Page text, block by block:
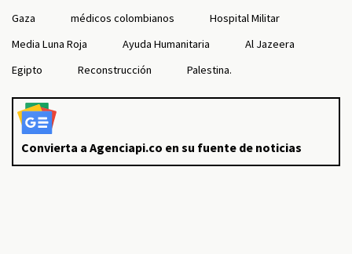
Gaza
médicos colombianos
Hospital Militar
Media Luna Roja
Ayuda Humanitaria
Al Jazeera
Egipto
Reconstrucción Palestina.
Convierta a Agenciapi.co en su fuente de noticias